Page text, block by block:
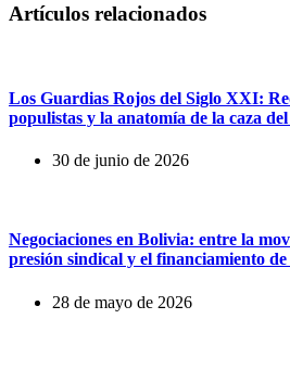
Artículos relacionados
Los Guardias Rojos del Siglo XXI:
populistas y la anatomía de la caza
30 de junio de 2026
Negociaciones en Bolivia: entre la
presión sindical y el financiamiento
28 de mayo de 2026